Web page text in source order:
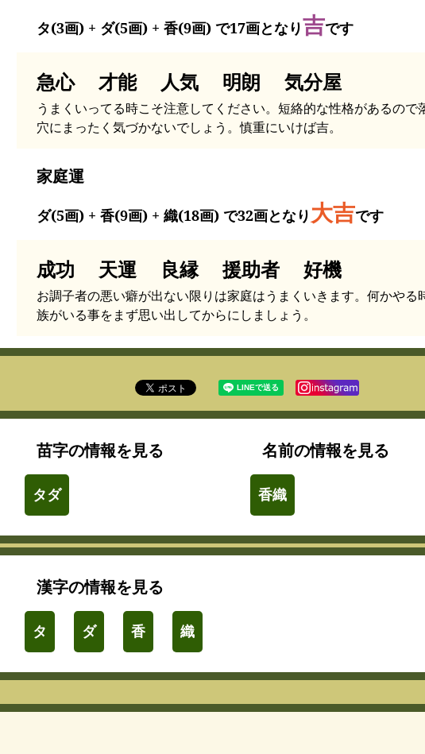
タ(3画) + ダ(5画) + 香(9画) で17画となり吉です
急心 才能 人気 明朗 気分屋
うまくいってる時こそ注意してください。短絡的な性格があるので
穴にまったく気づかないでしょう。慎重にいけば吉。
家庭運
ダ(5画) + 香(9画) + 織(18画) で32画となり 大吉です
成功 天運 良縁 援助者 好機
お調子者の悪い癖が出ない限りは家庭はうまくいきます。何かやる
族がいる事をまず思い出してからにしましょう。
苗字の情報を見る
タダ
名前の情報を見る
香織
漢字の情報を見る
タ ダ 香 織